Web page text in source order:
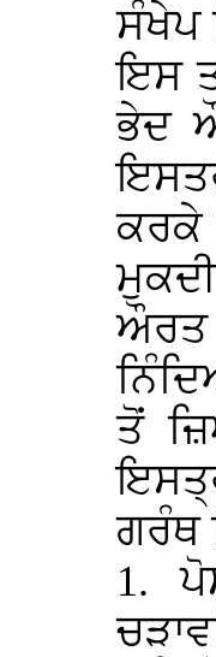
ਸੰਖੇਪ
ਇਸ
ਭੇਦ
ਕਰਕੇ
ਔਰਤ
ਤੋਂ
ਗਰੰਥ
1.